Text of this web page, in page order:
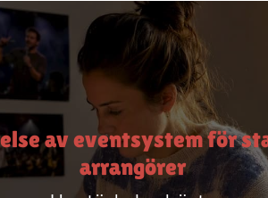
av eventsystem för
arrangörer